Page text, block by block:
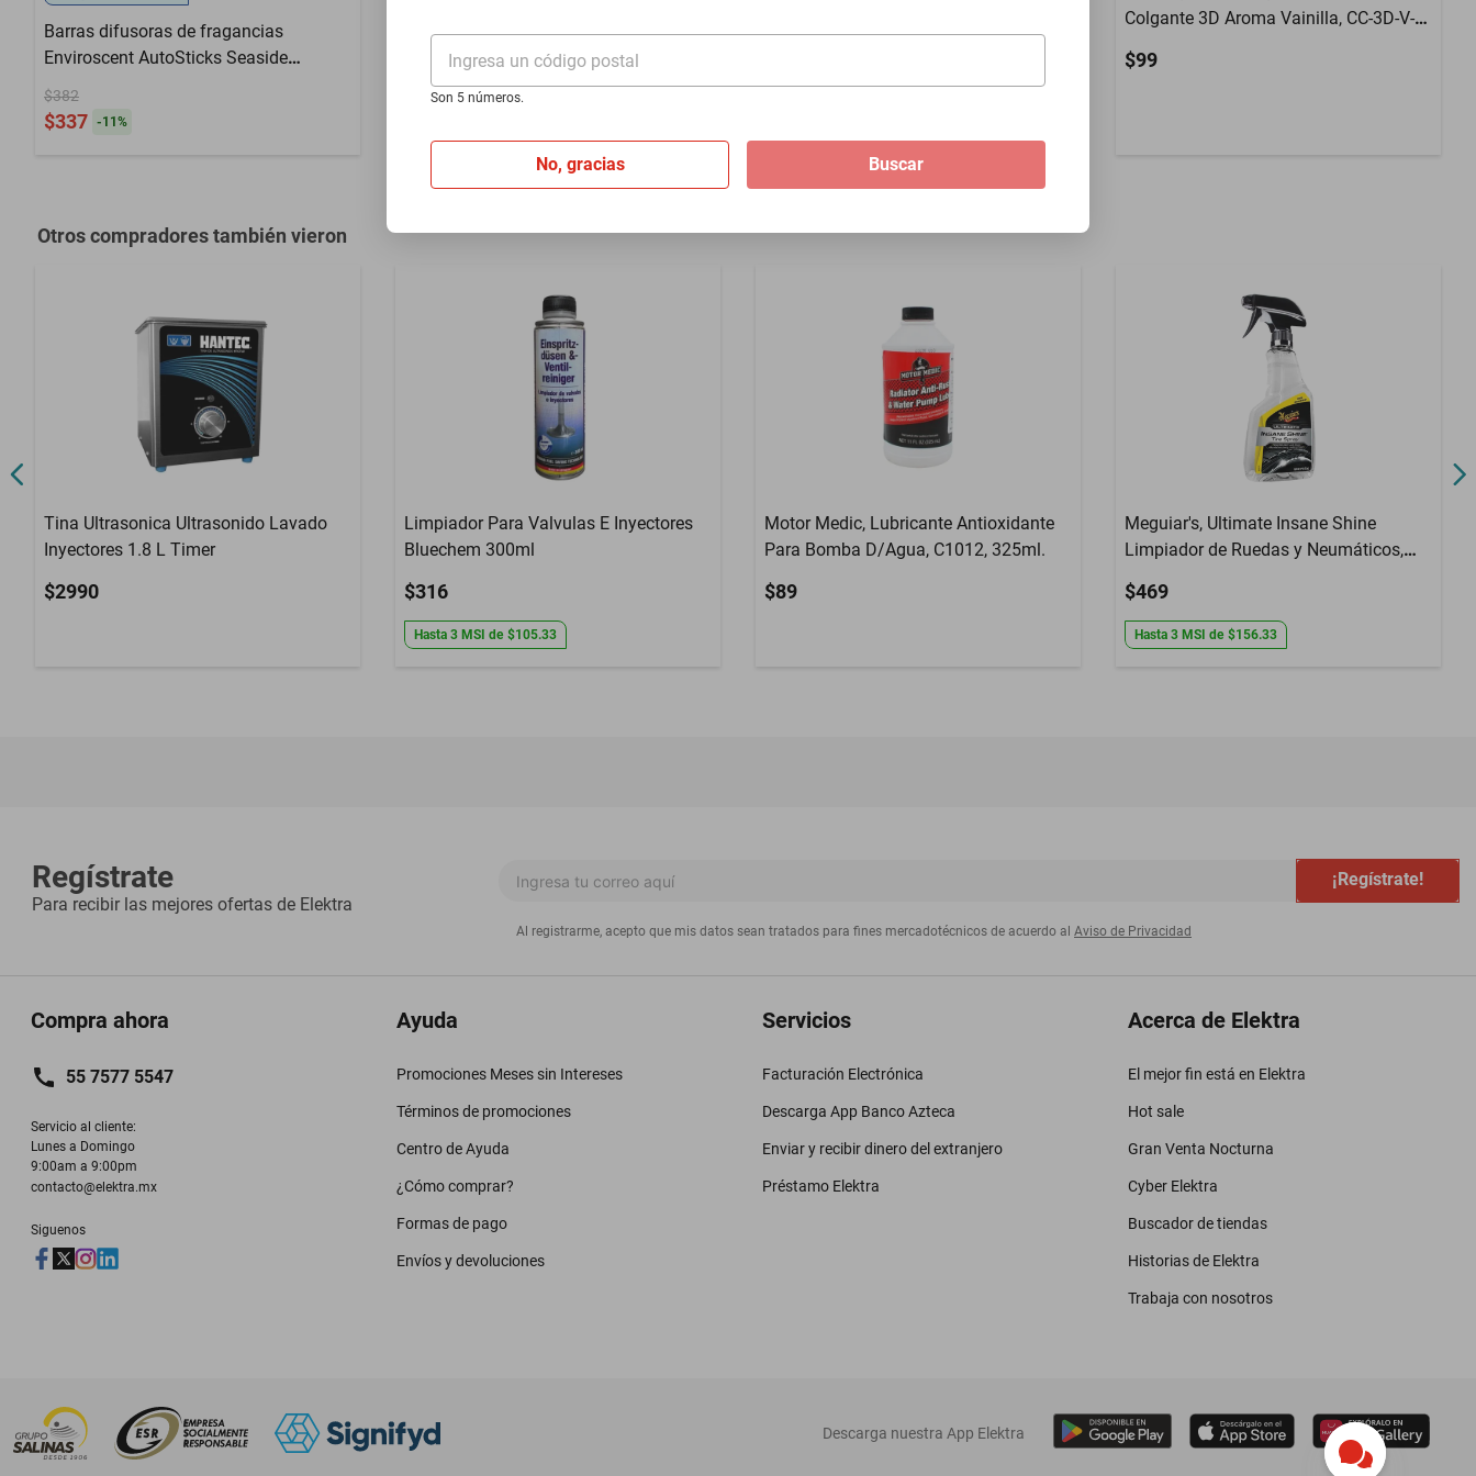
Ingresa un código postal
Son 5 números.
No, gracias Buscar
Barras difusoras de fragancias
Enviroscent AutoSticks Seaside
Coconut
$382
$337 -11 %
Colgante 3D Aroma Vainilla, CC-3D-V-
$99
Otros compradores también vieron
Tina Ultrasonica Ultrasonido Lavado
Inyectores 1.8 L Timer
$2990
Limpiador Para Valvulas E Inyectores
Bluechem 300ml
$316
Hasta 3 MSI de $105.33
Motor Medic, Lubricante Antioxidante
Para Bomba D/Agua, C1012, 325ml.
$89
Meguiar's, Ultimate Insane Shine
Limpiador de Ruedas y Neumáticos,
$469
Hasta 3 MSI de $156.33
Regístrate
Para recibir las mejores ofertas de Elektra
¡Regístrate!
Al registrarme, acepto que mis datos sean tratados para fines mercadotécnicos de acuerdo al Aviso de Privacidad
Compra ahora
55 7577 5547
Servicio al cliente:
Lunes a Domingo
9:00am a 9:00pm
contacto@elektra.mx
Siguenos
Ayuda
Promociones Meses sin Intereses
Términos de promociones
Centro de Ayuda
¿Cómo comprar?
Formas de pago
Envíos y devoluciones
Servicios
Facturación Electrónica
Descarga App Banco Azteca
Enviar y recibir dinero del extranjero
Préstamo Elektra
Acerca de Elektra
El mejor fin está en Elektra
Hot sale
Gran Venta Nocturna
Cyber Elektra
Buscador de tiendas
Historias de Elektra
Trabaja con nosotros
‎ Descarga nuestra App Elektra